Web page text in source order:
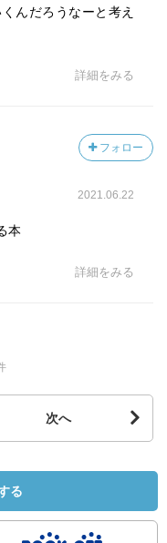
んだろうなーと考え
詳細をみる
フォロー
2021.06.22
本
詳細をみる
次へ
る